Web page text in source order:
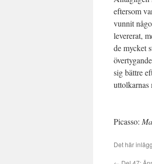
eftersom
vunnit
levererat,
de mycket
sig bättre
uttolkarnas
Picasso:
Det här